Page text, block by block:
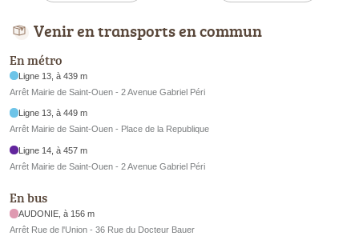
Venir en transports en commun
En métro
Ligne 13, à 439 m
Arrêt Mairie de Saint-Ouen - 2 Avenue Gabriel Péri
Ligne 13, à 449 m
Arrêt Mairie de Saint-Ouen - Place de la Republique
Ligne 14, à 457 m
Arrêt Mairie de Saint-Ouen - 2 Avenue Gabriel Péri
En bus
AUDONIE, à 156 m
Arrêt Rue de l'Union - 36 Rue du Docteur Bauer